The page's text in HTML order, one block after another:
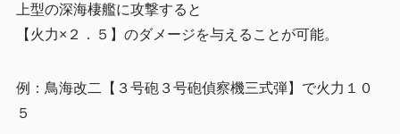
上型の深海棲艦に攻撃すると
【火力×２．５】のダメージを与えることが可能。
例：鳥海改二【３号砲３号砲偵察機三式弾】で火力１０
５